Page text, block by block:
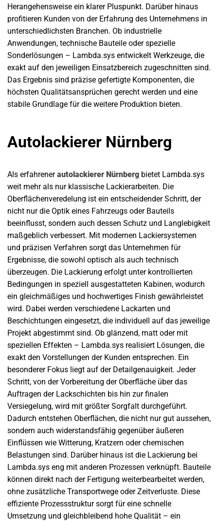
Herangehensweise ein klarer Pluspunkt. Darüber hinaus
profitieren Kunden von der Erfahrung des Unternehmens in
unterschiedlichsten Branchen. Ob industrielle
Anwendungen, technische Bauteile oder spezielle
Sonderlösungen – Lambda.sys entwickelt Werkzeuge, die
exakt auf den jeweiligen Einsatzbereich zugeschnitten sind.
Das Ergebnis sind präzise gefertigte Komponenten, die
höchsten Qualitätsansprüchen gerecht werden und eine
stabile Grundlage für die weitere Produktion bieten.
Autolackierer Nürnberg
Als erfahrenerautolackierer Nürnberg bietet Lambda.sys
weit mehr als nur klassische Lackierarbeiten. Die
Oberflächenveredelung ist ein entscheidender Schritt, der
nicht nur die Optik eines Fahrzeugs oder Bauteils
beeinflusst, sondern auch dessen Schutz und Langlebigkeit
maßgeblich verbessert. Mit modernen Lackiersystemen
und präzisen Verfahren sorgt das Unternehmen für
Ergebnisse, die sowohl optisch als auch technisch
überzeugen. Die Lackierung erfolgt unter kontrollierten
Bedingungen in speziell ausgestatteten Kabinen, wodurch
ein gleichmäßiges und hochwertiges Finish gewährleistet
wird. Dabei werden verschiedene Lackarten und
Beschichtungen eingesetzt, die individuell auf das jeweilige
Projekt abgestimmt sind. Ob glänzend, matt oder mit
speziellen Effekten – Lambda.sys realisiert Lösungen, die
exakt den Vorstellungen der Kunden entsprechen. Ein
besonderer Fokus liegt auf der Detailgenauigkeit. Jeder
Schritt, von der Vorbereitung der Oberfläche über das
Auftragen der Lackschichten bis hin zur finalen
Versiegelung, wird mit größter Sorgfalt durchgeführt.
Dadurch entstehen Oberflächen, die nicht nur gut aussehen,
sondern auch widerstandsfähig gegenüber äußeren
Einflüssen wie Witterung, Kratzern oder chemischen
Belastungen sind. Darüber hinaus ist die Lackierung bei
Lambda.sys eng mit anderen Prozessen verknüpft. Bauteile
können direkt nach der Fertigung weiterbearbeitet werden,
ohne zusätzliche Transportwege oder Zeitverluste. Diese
effiziente Prozessstruktur sorgt für eine schnelle
Umsetzung und gleichbleibend hohe Qualität – ein